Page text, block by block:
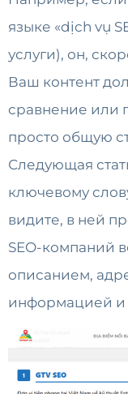
языке «dịch vụ
услуги), он,
Ваш контент
сравнение или
просто общую
Следующая
ключевому
видите, в ней
SEO-компаний
описанием,
информацией и